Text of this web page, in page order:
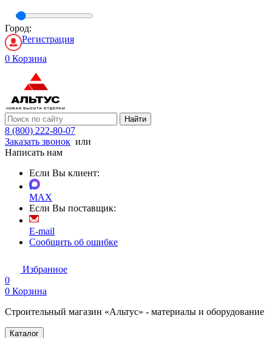
Город:
Регистрация
0 Корзина
Найти
8 (800) 222-80-07
Заказать звонок или
Написать нам
Если Вы клиент:
MAX
Если Вы поставщик:
E-mail
Сообщить об ошибке
Избранное
0
0 Корзина
Строительный магазин «Альтус» - материалы и оборудование
Каталог